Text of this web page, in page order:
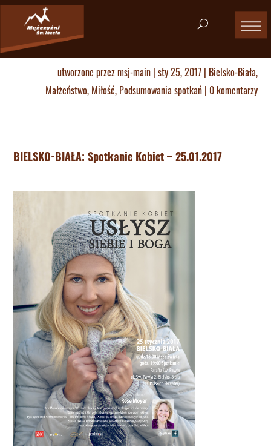
utworzone przezmsj-main| sty 25, 2017| Bielsko-Biała,
Małżeństwo, Miłość, Podsumowania spotkań| 0 komentarzy
BIELSKO-BIAŁA: Spotkanie Kobiet – 25.01.2017